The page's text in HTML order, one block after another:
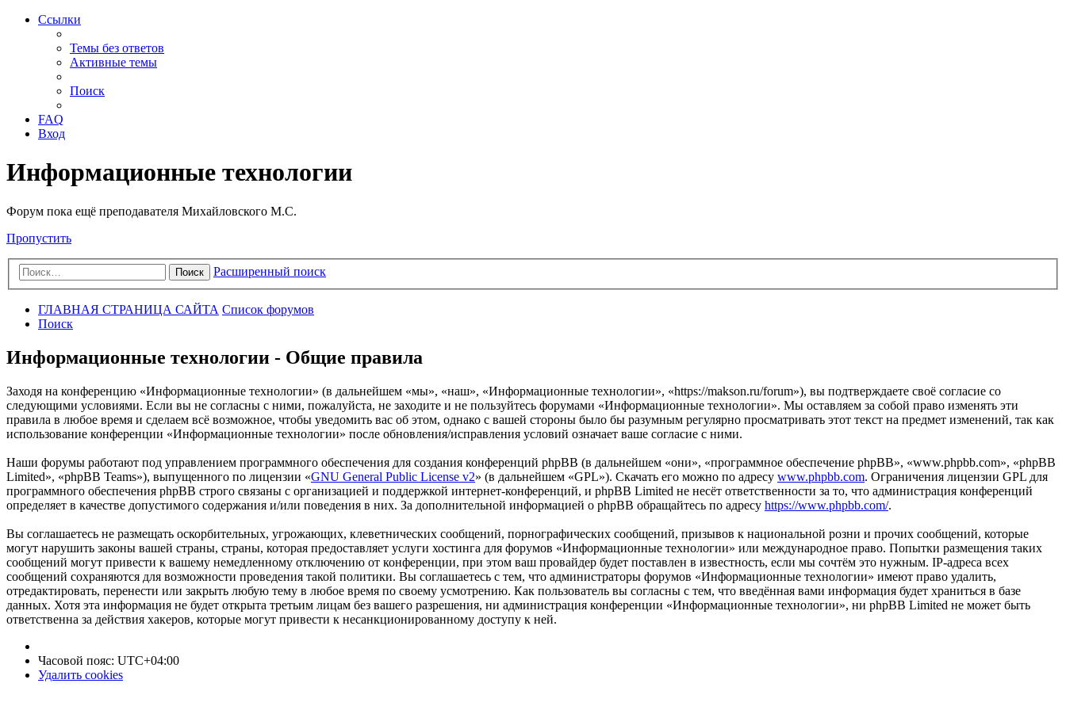
Ссылки
Темы без ответов
Активные темы
Поиск
FAQ
Вход
Информационные технологии
Форум пока ещё преподавателя Михайловского М.С.
Пропустить
Поиск Расширенный поиск
ГЛАВНАЯ СТРАНИЦА САЙТА Список форумов
Поиск
Информационные технологии - Общие правила
Заходя на конференцию «Информационные технологии» (в дальнейшем «мы», «наш», «Информационные технологии», «https://makson.ru/forum»), вы подтверждаете своё согласие со
следующими условиями. Если вы не согласны с ними, пожалуйста, не заходите и не пользуйтесь форумами «Информационные технологии». Мы оставляем за собой право изменять эти
правила в любое время и сделаем всё возможное, чтобы уведомить вас об этом, однако с вашей стороны было бы разумным регулярно просматривать этот текст на предмет изменений, так как
использование конференции «Информационные технологии» после обновления/исправления условий означает ваше согласие с ними.
Наши форумы работают под управлением программного обеспечения для создания конференций phpBB (в дальнейшем «они», «программное обеспечение phpBB», «www.phpbb.com», «phpBB
Limited», «phpBB Teams»), выпущенного по лицензии «GNU General Public License v2» (в дальнейшем «GPL»). Скачать его можно по адресу www.phpbb.com. Ограничения лицензии GPL для
программного обеспечения phpBB строго связаны с организацией и поддержкой интернет-конференций, и phpBB Limited не несёт ответственности за то, что администрация конференций
определяет в качестве допустимого содержания и/или поведения в них. За дополнительной информацией о phpBB обращайтесь по адресу https://www.phpbb.com/.
Вы соглашаетесь не размещать оскорбительных, угрожающих, клеветнических сообщений, порнографических сообщений, призывов к национальной розни и прочих сообщений, которые
могут нарушить законы вашей страны, страны, которая предоставляет услуги хостинга для форумов «Информационные технологии» или международное право. Попытки размещения таких
сообщений могут привести к вашему немедленному отключению от конференции, при этом ваш провайдер будет поставлен в известность, если мы сочтём это нужным. IP-адреса всех
сообщений сохраняются для возможности проведения такой политики. Вы соглашаетесь с тем, что администраторы форумов «Информационные технологии» имеют право удалить,
отредактировать, перенести или закрыть любую тему в любое время по своему усмотрению. Как пользователь вы согласны с тем, что введённая вами информация будет храниться в базе
данных. Хотя эта информация не будет открыта третьим лицам без вашего разрешения, ни администрация конференции «Информационные технологии», ни phpBB Limited не может быть
ответственна за действия хакеров, которые могут привести к несанкционированному доступу к ней.
Часовой пояс: UTC+04:00
Удалить cookies